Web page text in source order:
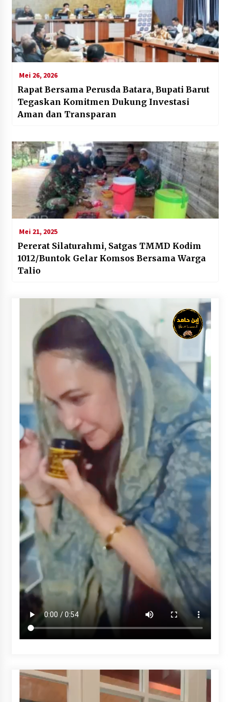
Mei 26, 2026
Rapat Bersama Perusda Batara, Bupati Barut
Tegaskan Komitmen Dukung Investasi
Aman dan Transparan
Mei 21, 2025
Pererat Silaturahmi, Satgas TMMD Kodim
1012/Buntok Gelar Komsos Bersama Warga
Talio